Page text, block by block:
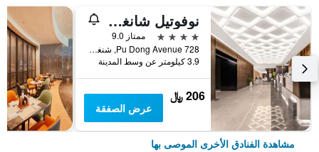
نوفوتيل شانغهاي أتلانتس
4 نجوم
ممتاز 9.0
728 Pu Dong Avenue, شنغهاي, الصين
3.9 كيلومتر عن وسط المدينة
206 ﷼
عرض الصفقة
مشاهدة الفنادق الأخرى الموصى بها